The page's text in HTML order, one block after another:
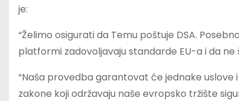
je:
“Želimo osigurati da Temu poštuje DSA.
platformi zadovoljavaju standarde EU-a i da
“Naša provedba garantovat će jednake
zakone koji održavaju naše evropsko tržište